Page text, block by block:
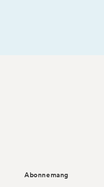
Abonnemang